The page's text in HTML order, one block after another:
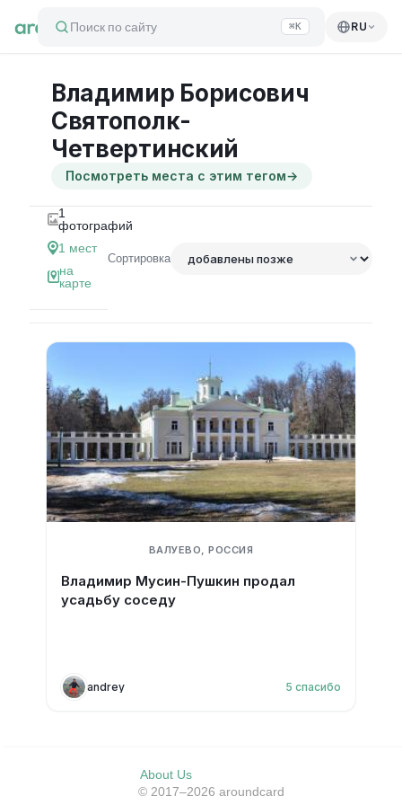
Поиск по сайту ⌘K RU
Владимир Борисович
Святополк-
Четвертинский
Посмотреть места с этим тегом→
1
фотографий
1 мест
на
карте
Сортировка
ВАЛУЕВО, РОССИЯ
Владимир Мусин-Пушкин продал
усадьбу соседу
andrey 5 спасибо
About Us
© 2017–2026 aroundcard